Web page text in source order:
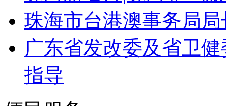
珠海市台港澳事务局
广东省发改委及省卫
指导